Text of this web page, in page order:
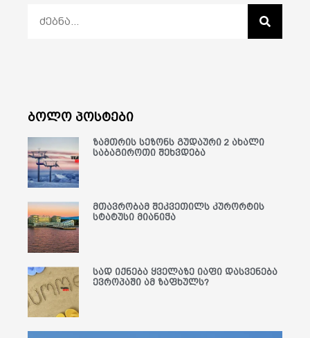
ბოლო პოსტები
ზამთრის სეზონს გუდაური 2 ახალი
საბაგიროთი შეხვდება
მთავრობამ შეკვეთილს კურორტის
სტატუსი მიანიჭა
სად იქნება ყველაზე იაფი დასვენება
ევროპაში ამ ზაფხულს?